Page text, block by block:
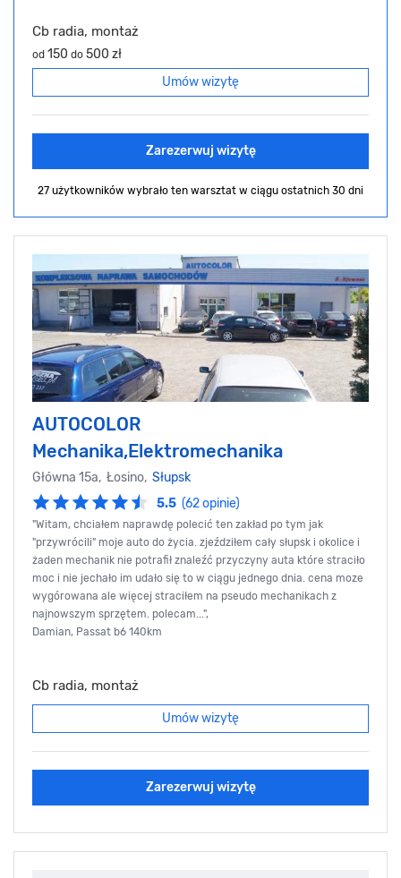
Cb radia, montaż
od 150 do 500 zł
Umów wizytę
Zarezerwuj wizytę
27 użytkowników wybrało ten warsztat w ciągu ostatnich 30 dni
AUTOCOLOR
Mechanika,Elektromechanika
Główna 15a, Łosino, Słupsk
5.5 (62 opinie)
"Witam, chciałem naprawdę polecić ten zakład po tym jak
"przywrócili" moje auto do życia. zjeździłem cały słupsk i okolice i
żaden mechanik nie potrafił znaleźć przyczyny auta które straciło
moc i nie jechało im udało się to w ciągu jednego dnia. cena moze
wygórowana ale więcej straciłem na pseudo mechanikach z
najnowszym sprzętem. polecam...",
Damian, Passat b6 140km
Cb radia, montaż
Umów wizytę
Zarezerwuj wizytę